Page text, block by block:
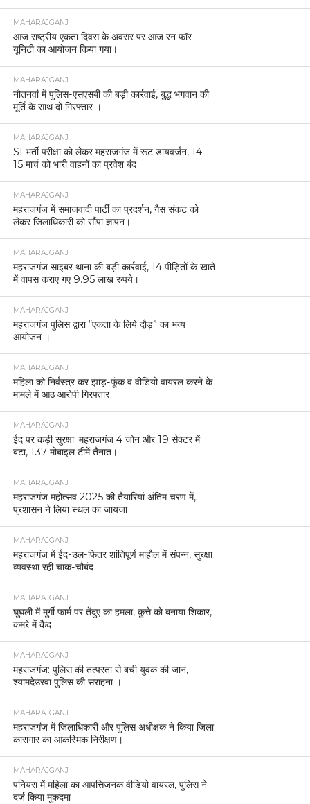
MAHARAJGANJ
आज राष्ट्रीय एकता दिवस के अवसर पर आज रन फॉर
यूनिटी का आयोजन किया गया।
MAHARAJGANJ
नौतनवां में पुलिस-एसएसबी की बड़ी कार्रवाई, बुद्ध भगवान की
मूर्ति के साथ दो गिरफ्तार ।
MAHARAJGANJ
SI भर्ती परीक्षा को लेकर महराजगंज में रूट डायवर्जन, 14–
15 मार्च को भारी वाहनों का प्रवेश बंद
MAHARAJGANJ
महराजगंज में समाजवादी पार्टी का प्रदर्शन, गैस संकट को
लेकर जिलाधिकारी को सौंपा ज्ञापन।
MAHARAJGANJ
महराजगंज साइबर थाना की बड़ी कार्रवाई, 14 पीड़ितों के खाते
में वापस कराए गए 9.95 लाख रुपये।
MAHARAJGANJ
महराजगंज पुलिस द्वारा “एकता के लिये दौड़” का भव्य
आयोजन ।
MAHARAJGANJ
महिला को निर्वस्त्र कर झाड़-फूंक व वीडियो वायरल करने के
मामले में आठ आरोपी गिरफ्तार
MAHARAJGANJ
ईद पर कड़ी सुरक्षा: महराजगंज 4 जोन और 19 सेक्टर में
बंटा, 137 मोबाइल टीमें तैनात।
MAHARAJGANJ
महराजगंज महोत्सव 2025 की तैयारियां अंतिम चरण में,
प्रशासन ने लिया स्थल का जायजा
MAHARAJGANJ
महराजगंज में ईद-उल-फितर शांतिपूर्ण माहौल में संपन्न, सुरक्षा
व्यवस्था रही चाक-चौबंद
MAHARAJGANJ
घुघली में मुर्गी फार्म पर तेंदुए का हमला, कुत्ते को बनाया शिकार,
कमरे में कैद
MAHARAJGANJ
महराजगंज: पुलिस की तत्परता से बची युवक की जान,
श्यामदेउरवा पुलिस की सराहना ।
MAHARAJGANJ
महराजगंज में जिलाधिकारी और पुलिस अधीक्षक ने किया जिला
कारागार का आकस्मिक निरीक्षण।
MAHARAJGANJ
पनियरा में महिला का आपत्तिजनक वीडियो वायरल, पुलिस ने
दर्ज किया मुकदमा